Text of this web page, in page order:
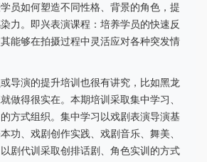
员如何塑造不同性格、背景的角色，提
力。即兴表演课程：培养学员的快速反
能够在拍摄过程中灵活应对各种突发情
导演的提升培训也很有讲究，比如黑龙
做得很实在。本期培训采取集中学习、
方式组织。集中学习以戏剧表演导演基
功、戏剧创作实践、戏剧音乐、舞美、
剧代训采取创排话剧、角色实训的方式